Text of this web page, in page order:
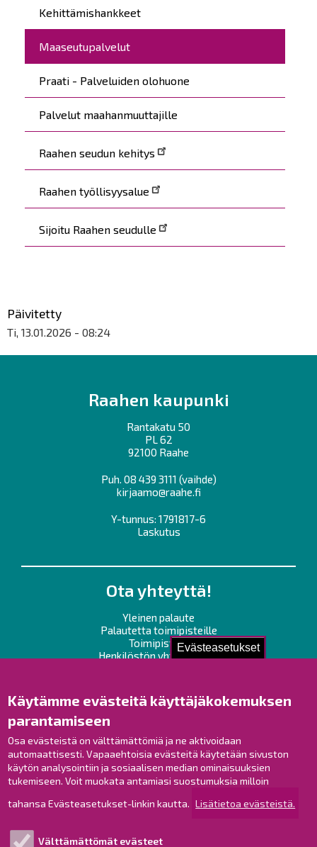
Evästeasetukset
Käytämme evästeitä käyttäjäkokemuksen
parantamiseen
Osa evästeistä on välttämättömiä ja ne aktivoidaan
automaattisesti. Vapaaehtoisia evästeitä käytetään sivuston
käytön analysointiin ja sosiaalisen median ominaisuuksien
tukemiseen. Voit muokata antamiasi suostumuksia milloin
tahansa Evästeasetukset-linkin kautta. Lisätietoa evästeistä.
Välttämättömät evästeet
Kehittämishankkeet
Maaseutupalvelut
Praati - Palveluiden olohuone
Palvelut maahanmuuttajille
Raahen seudun kehitys
Raahen työllisyysalue
Sijoitu Raahen seudulle
Päivitetty
Ti, 13.01.2026 - 08:24
Raahen kaupunki
Rantakatu 50
PL 62
92100 Raahe
Puh. 08 439 3111 (vaihde)
kirjaamo@raahe.fi
Y-tunnus: 1791817-6
Laskutus
Ota yhteyttä!
Yleinen palaute
Palautetta toimipisteille
Toimipisteet
Henkilöstön yhteystiedot
Raahe Facebookissa
Raahe Instagramissa
Raahe LinkedInissä
Raahe YouTubessa